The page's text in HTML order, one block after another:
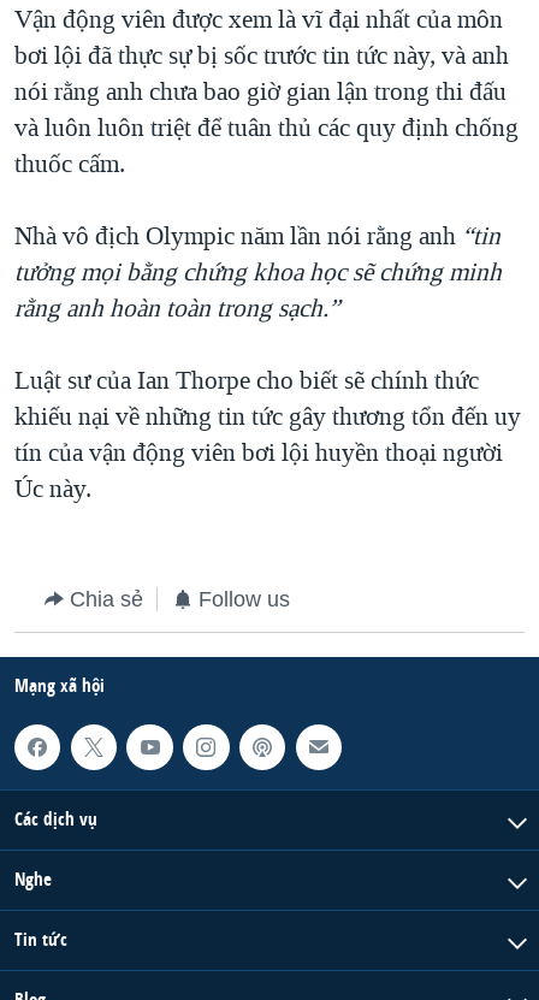
Vận động viên được xem là vĩ đại nhất của môn
bơi lội đã thực sự bị sốc trước tin tức này, và anh
nói rằng anh chưa bao giờ gian lận trong thi đấu
và luôn luôn triệt để tuân thủ các quy định chống
thuốc cấm.
Nhà vô địch Olympic năm lần nói rằng anh “tin
tưởng mọi bằng chứng khoa học sẽ chứng minh
rằng anh hoàn toàn trong sạch.”
Luật sư của Ian Thorpe cho biết sẽ chính thức
khiếu nại về những tin tức gây thương tổn đến uy
tín của vận động viên bơi lội huyền thoại người
Úc này.
Chia sẻ Follow us
Mạng xã hội
Các dịch vụ
Nghe
Tin tức